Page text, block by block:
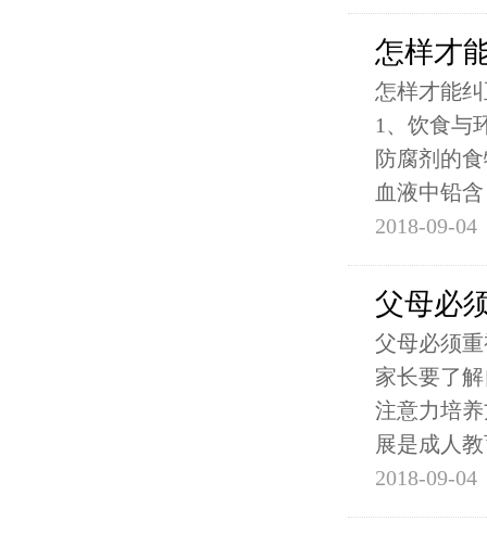
怎样才
怎样才能
1、饮食与
防腐剂的
血液中铅含
2018-09-04
父母必
父母必须
家长要了
注意力培
展是成人
2018-09-04